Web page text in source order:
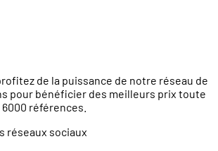
de la puissance de notre réseau de
pour bénéficier des meilleurs prix toute
6000 références.
réseaux sociaux